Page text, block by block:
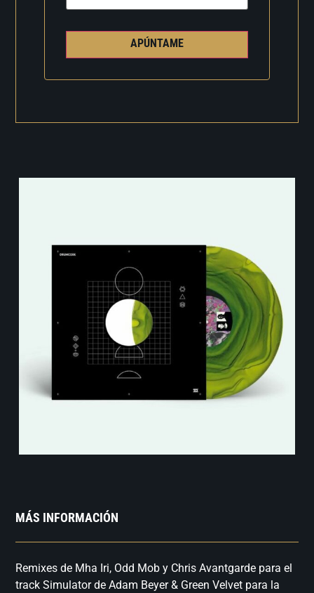
APÚNTAME
MÁS INFORMACIÓN
Remixes de Mha Iri, Odd Mob y Chris Avantgarde para el
track Simulator de Adam Beyer & Green Velvet para la